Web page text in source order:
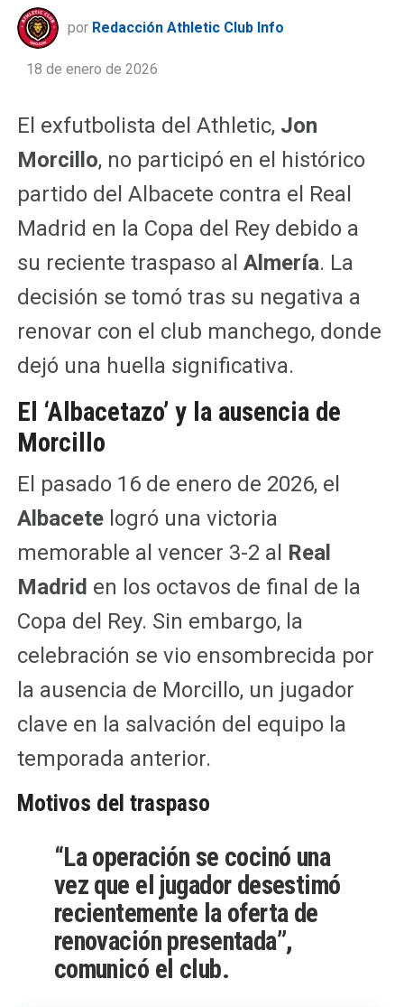
por Redacción Athletic Club Info
18 de enero de 2026
El exfutbolista del Athletic, Jon
Morcillo, no participó en el histórico
partido del Albacete contra el Real
Madrid en la Copa del Rey debido a
su reciente traspaso al Almería. La
decisión se tomó tras su negativa a
renovar con el club manchego, donde
dejó una huella significativa.
El ‘Albacetazo’ y la ausencia de
Morcillo
El pasado 16 de enero de 2026, el
Albacetelogró una victoria
memorable al vencer 3-2 al Real
Madrid en los octavos de final de la
Copa del Rey. Sin embargo, la
celebración se vio ensombrecida por
la ausencia de Morcillo, un jugador
clave en la salvación del equipo la
temporada anterior.
Motivos del traspaso
“La operación se cocinó una
vez que el jugador desestimó
recientemente la oferta de
renovación presentada”,
comunicó el club.